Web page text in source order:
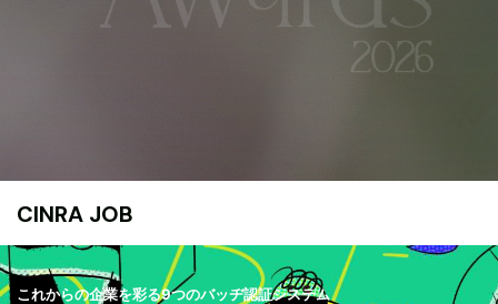
CINRA JOB
これからの企業を彩る9つのバッヂ認証システム